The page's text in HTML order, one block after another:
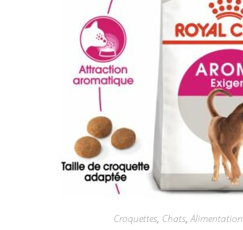
Croquettes, Chats,Alimentation